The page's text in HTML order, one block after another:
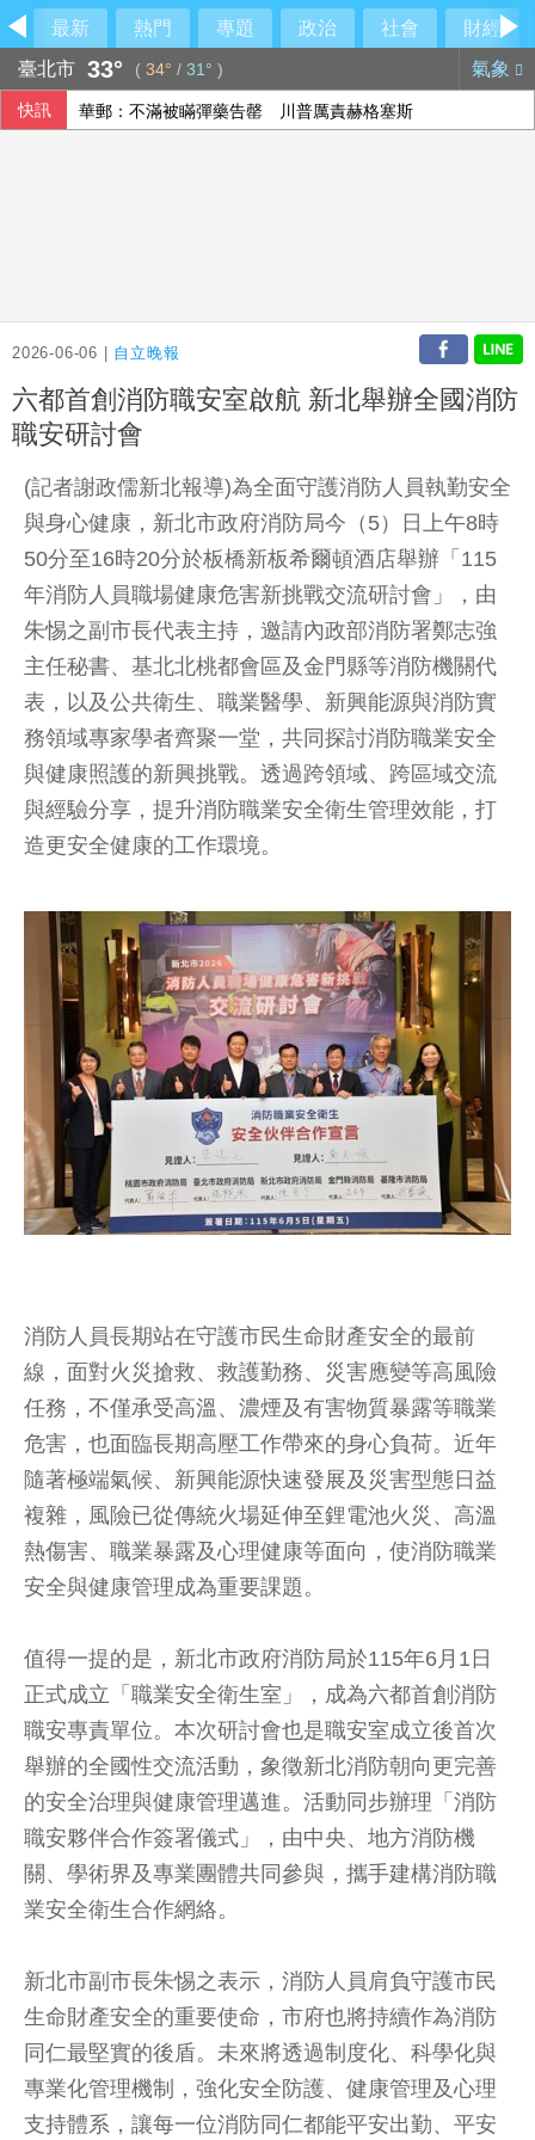
最新 熱門 專題 政治 社會
財經
臺北市 33° ( 34° / 31° ) 氣象
快訊 華郵：不滿被瞞彈藥告罄 川普厲責赫格塞斯
2026-06-06 | 自立晚報
六都首創消防職安室啟航 新北舉辦全國消防
職安研討會
(記者謝政儒新北報導)為全面守護消防人員執勤安全
與身心健康，新北市政府消防局今（5）日上午8時
50分至16時20分於板橋新板希爾頓酒店舉辦「115
年消防人員職場健康危害新挑戰交流研討會」，由
朱惕之副市長代表主持，邀請內政部消防署鄭志強
主任秘書、基北北桃都會區及金門縣等消防機關代
表，以及公共衛生、職業醫學、新興能源與消防實
務領域專家學者齊聚一堂，共同探討消防職業安全
與健康照護的新興挑戰。透過跨領域、跨區域交流
與經驗分享，提升消防職業安全衛生管理效能，打
造更安全健康的工作環境。
消防人員長期站在守護市民生命財產安全的最前
線，面對火災搶救、救護勤務、災害應變等高風險
任務，不僅承受高溫、濃煙及有害物質暴露等職業
危害，也面臨長期高壓工作帶來的身心負荷。近年
隨著極端氣候、新興能源快速發展及災害型態日益
複雜，風險已從傳統火場延伸至鋰電池火災、高溫
熱傷害、職業暴露及心理健康等面向，使消防職業
安全與健康管理成為重要課題。
值得一提的是，新北市政府消防局於115年6月1日
正式成立「職業安全衛生室」，成為六都首創消防
職安專責單位。本次研討會也是職安室成立後首次
舉辦的全國性交流活動，象徵新北消防朝向更完善
的安全治理與健康管理邁進。活動同步辦理「消防
職安夥伴合作簽署儀式」，由中央、地方消防機
關、學術界及專業團體共同參與，攜手建構消防職
業安全衛生合作網絡。
新北市副市長朱惕之表示，消防人員肩負守護市民
生命財產安全的重要使命，市府也將持續作為消防
同仁最堅實的後盾。未來將透過制度化、科學化與
專業化管理機制，強化安全防護、健康管理及心理
支持體系，讓每一位消防同仁都能平安出勤、平安